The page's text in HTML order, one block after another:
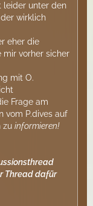
leider unter den
wirklich
eher die
mir vorher sicher
mit O.
Frage am
vom P.dives auf
zu informieren!
Thread dafür